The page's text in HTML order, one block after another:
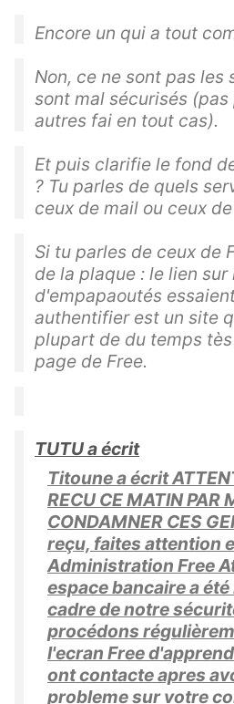
Encore un qui a tout
Non, ce ne sont pas les
sont mal sécurisés
autres fai en tout cas).
Et puis clarifie le fond
? Tu parles de quels
ceux de mail ou ceux
Si tu parles de ceux de
de la plaque : le lien
d'empapaoutés
authentifier est un site
plupart de du temps
page de Free.
TUTU a écrit
Titoune a écrit
RECU CE MATIN PAR
CONDAMNER CES
reçu, faites attention
Administration Free
espace bancaire a
cadre de notre
procédons
l'ecran Free
ont contacte apres
probleme sur votre